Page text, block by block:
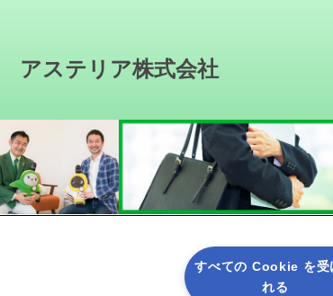
アステリア株式会社
すべての Cookie を受
れる